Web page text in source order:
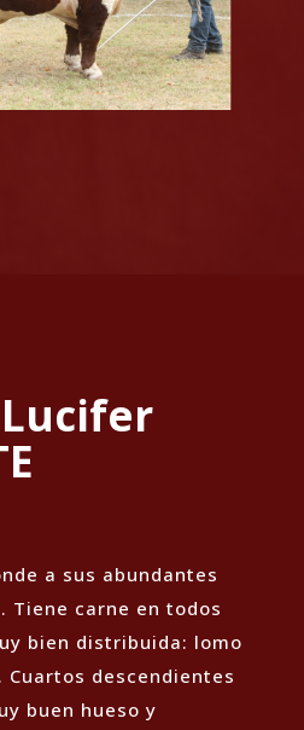
a sus abundantes
Tiene carne en todos
bien distribuida: lomo
Cuartos descendientes
buen hueso y